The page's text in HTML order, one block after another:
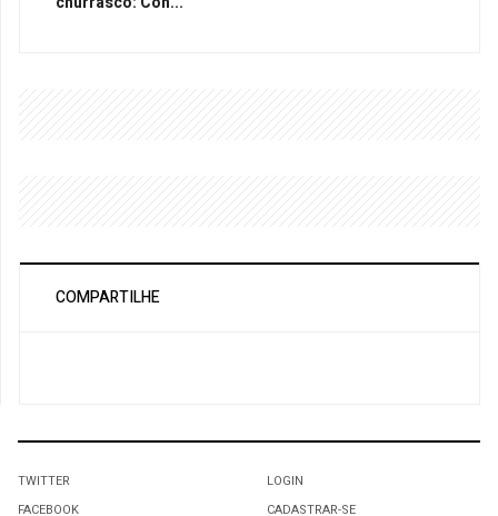
COMPARTILHE
TWITTER
FACEBOOK
LOGIN
CADASTRAR-SE